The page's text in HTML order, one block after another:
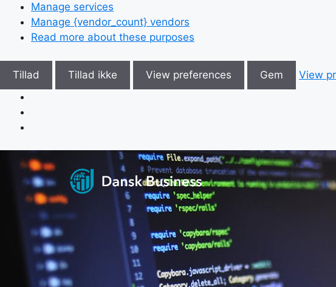
Manage services
Manage {vendor_count} vendors
Read more about these purposes
Tillad Tillad ikke View preferences Gem View